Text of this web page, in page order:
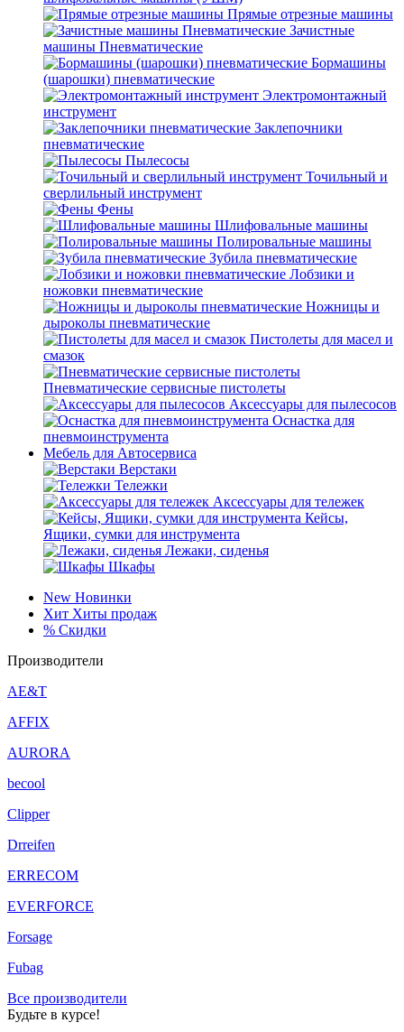
Прямые отрезные машины
Зачистные
машины Пневматические
Бормашины
(шарошки) пневматические
Электромонтажный
инструмент
Заклепочники
пневматические
Пылесосы
Точильный и
сверлильный инструмент
Фены
Шлифовальные машины
Полировальные машины
Зубила пневматические
Лобзики и
ножовки пневматические
Ножницы и
дыроколы пневматические
Пистолеты для масел и
смазок
Пневматические сервисные пистолеты
Аксессуары для пылесосов
Оснастка для
пневмоинструмента
Мебель для Автосервиса
Верстаки
Тележки
Аксессуары для тележек
Кейсы,
Ящики, сумки для инструмента
Лежаки, сиденья
Шкафы
New Новинки
Хит Хиты продаж
% Скидки
Производители
AE&T
AFFIX
AURORA
becool
Clipper
Drreifen
ERRECOM
EVERFORCE
Forsage
Fubag
Все производители
Будьте в курсе!